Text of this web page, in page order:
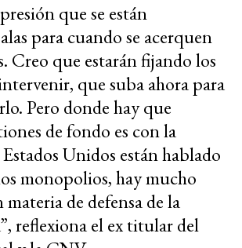
que se están
para cuando se acerquen
Creo que estarán fijando los
que suba ahora para
Pero donde hay que
de fondo es con la
Unidos están hablado
monopolios, hay mucho
materia de defensa de la
reflexiona el ex titular del